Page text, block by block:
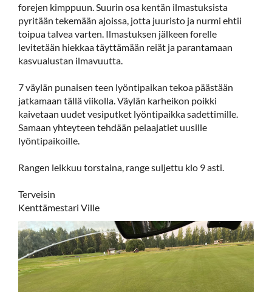
forejen kimppuun. Suurin osa kentän ilmastuksista
pyritään tekemään ajoissa, jotta juuristo ja nurmi ehtii
toipua talvea varten. Ilmastuksen jälkeen forelle
levitetään hiekkaa täyttämään reiät ja parantamaan
kasvualustan ilmavuutta.
7 väylän punaisen teen lyöntipaikan tekoa päästään
jatkamaan tällä viikolla. Väylän karheikon poikki
kaivetaan uudet vesiputket lyöntipaikka sadettimille.
Samaan yhteyteen tehdään pelaajatiet uusille
lyöntipaikoille.
Rangen leikkuu torstaina, range suljettu klo 9 asti.
Terveisin
Kenttämestari Ville